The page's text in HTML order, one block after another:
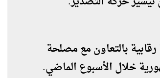
للرقابة على المصانع 13 مأمورية رقابية بالتعاون مع مصلحة